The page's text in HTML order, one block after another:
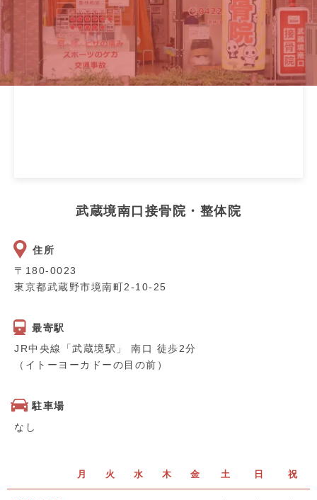
武蔵境南口接骨院・整体院
住所
〒180-0023
東京都武蔵野市境南町2-10-25
最寄駅
JR中央線「武蔵境駅」 南口 徒歩2分
（イトーヨーカドーの目の前）
駐車場
なし
月 火 水 木 金 土 日 祝